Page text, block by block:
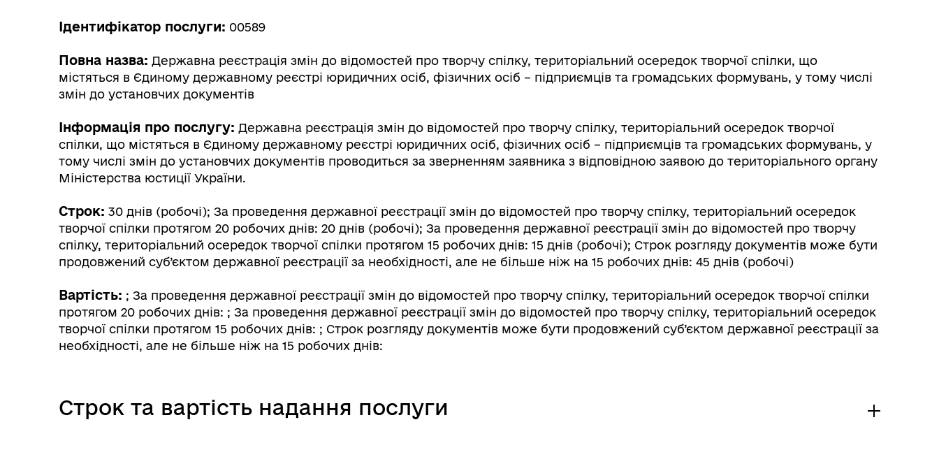
Ідентифікатор послуги: 00589
Повна назва: Державна реєстрація змін до відомостей про творчу спілку, територіальний осередок творчої спілки, що
містяться в Єдиному державному реєстрі юридичних осіб, фізичних осіб – підприємців та громадських формувань, у тому числі
змін до установчих документів
Інформація про послугу: Державна реєстрація змін до відомостей про творчу спілку, територіальний осередок творчої
спілки, що містяться в Єдиному державному реєстрі юридичних осіб, фізичних осіб – підприємців та громадських формувань, у
тому числі змін до установчих документів проводиться за зверненням заявника з відповідною заявою до територіального органу
Міністерства юстиції України.
Строк: 30 днів (робочі); За проведення державної реєстрації змін до відомостей про творчу спілку, територіальний осередок
творчої спілки протягом 20 робочих днів: 20 днів (робочі); За проведення державної реєстрації змін до відомостей про творчу
спілку, територіальний осередок творчої спілки протягом 15 робочих днів: 15 днів (робочі); Строк розгляду документів може бути
продовжений суб’єктом державної реєстрації за необхідності, але не більше ніж на 15 робочих днів: 45 днів (робочі)
Вартість: ; За проведення державної реєстрації змін до відомостей про творчу спілку, територіальний осередок творчої спілки
протягом 20 робочих днів: ; За проведення державної реєстрації змін до відомостей про творчу спілку, територіальний осередок
творчої спілки протягом 15 робочих днів: ; Строк розгляду документів може бути продовжений суб’єктом державної реєстрації за
необхідності, але не більше ніж на 15 робочих днів:
Строк та вартість надання послуги